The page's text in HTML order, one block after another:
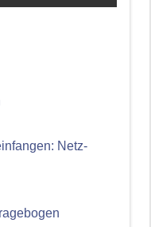
Netz-